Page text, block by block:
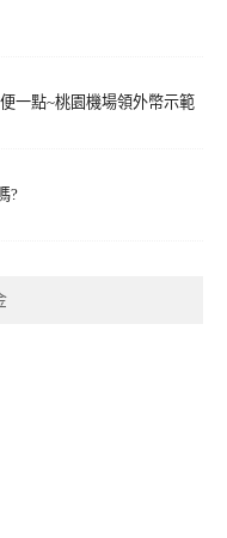
一點~桃園機場領外幣示範
?